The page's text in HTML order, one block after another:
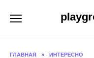
ГЛАВНАЯ » ИНТЕРЕСНО